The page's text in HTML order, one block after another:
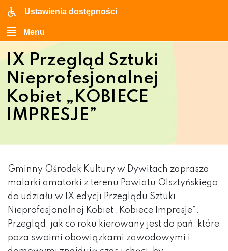
Ustawienia dostępności
Menu
IX Przegląd Sztuki
Nieprofesjonalnej
Kobiet „KOBIECE
IMPRESJE”
Gminny Ośrodek Kultury w Dywitach zaprasza
malarki amatorki z terenu Powiatu Olsztyńskiego
do udziału w IX edycji Przeglądu Sztuki
Nieprofesjonalnej Kobiet „Kobiece Impresje”.
Przegląd, jak co roku kierowany jest do pań, które
poza swoimi obowiązkami zawodowymi i